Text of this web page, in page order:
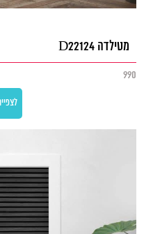
מטילדה D22124
990